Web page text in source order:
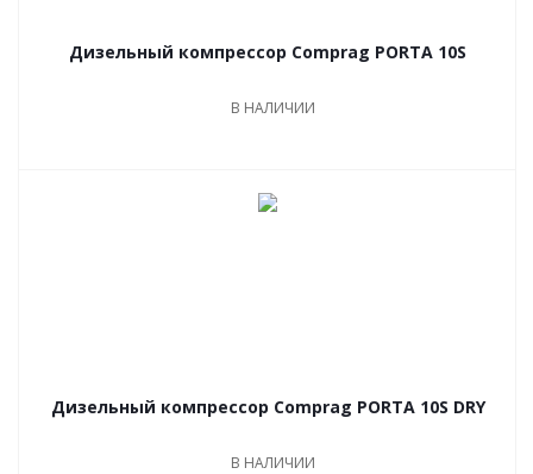
Дизельный компрессор Comprag PORTA 10S
В НАЛИЧИИ
Дизельный компрессор Comprag PORTA 10S DRY
В НАЛИЧИИ